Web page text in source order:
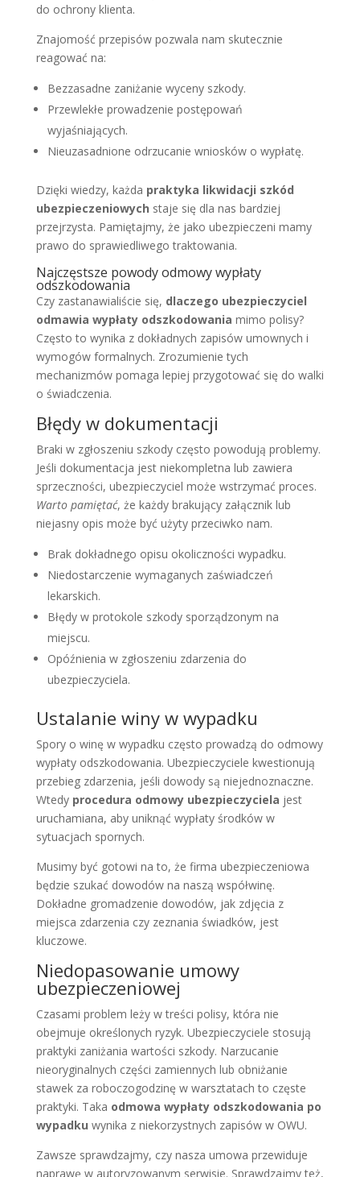
do ochrony klienta.
Znajomość przepisów pozwala nam skutecznie
reagować na:
Bezzasadne zaniżanie wyceny szkody.
Przewlekłe prowadzenie postępowań
wyjaśniających.
Nieuzasadnione odrzucanie wniosków o wypłatę.
Dzięki wiedzy, każda praktyka likwidacji szkód
ubezpieczeniowych staje się dla nas bardziej
przejrzysta. Pamiętajmy, że jako ubezpieczeni mamy
prawo do sprawiedliwego traktowania.
Najczęstsze powody odmowy wypłaty
odszkodowania
Czy zastanawialiście się, dlaczego ubezpieczyciel
odmawia wypłaty odszkodowania mimo polisy?
Często to wynika z dokładnych zapisów umownych i
wymogów formalnych. Zrozumienie tych
mechanizmów pomaga lepiej przygotować się do walki
o świadczenia.
Błędy w dokumentacji
Braki w zgłoszeniu szkody często powodują problemy.
Jeśli dokumentacja jest niekompletna lub zawiera
sprzeczności, ubezpieczyciel może wstrzymać proces.
Warto pamiętać, że każdy brakujący załącznik lub
niejasny opis może być użyty przeciwko nam.
Brak dokładnego opisu okoliczności wypadku.
Niedostarczenie wymaganych zaświadczeń
lekarskich.
Błędy w protokole szkody sporządzonym na
miejscu.
Opóźnienia w zgłoszeniu zdarzenia do
ubezpieczyciela.
Ustalanie winy w wypadku
Spory o winę w wypadku często prowadzą do odmowy
wypłaty odszkodowania. Ubezpieczyciele kwestionują
przebieg zdarzenia, jeśli dowody są niejednoznaczne.
Wtedy procedura odmowy ubezpieczyciela jest
uruchamiana, aby uniknąć wypłaty środków w
sytuacjach spornych.
Musimy być gotowi na to, że firma ubezpieczeniowa
będzie szukać dowodów na naszą współwinę.
Dokładne gromadzenie dowodów, jak zdjęcia z
miejsca zdarzenia czy zeznania świadków, jest
kluczowe.
Niedopasowanie umowy
ubezpieczeniowej
Czasami problem leży w treści polisy, która nie
obejmuje określonych ryzyk. Ubezpieczyciele stosują
praktyki zaniżania wartości szkody. Narzucanie
nieoryginalnych części zamiennych lub obniżanie
stawek za roboczogodzinę w warsztatach to częste
praktyki. Taka odmowa wypłaty odszkodowania po
wypadku wynika z niekorzystnych zapisów w OWU.
Zawsze sprawdzajmy, czy nasza umowa przewiduje
naprawę w autoryzowanym serwisie. Sprawdzajmy też,